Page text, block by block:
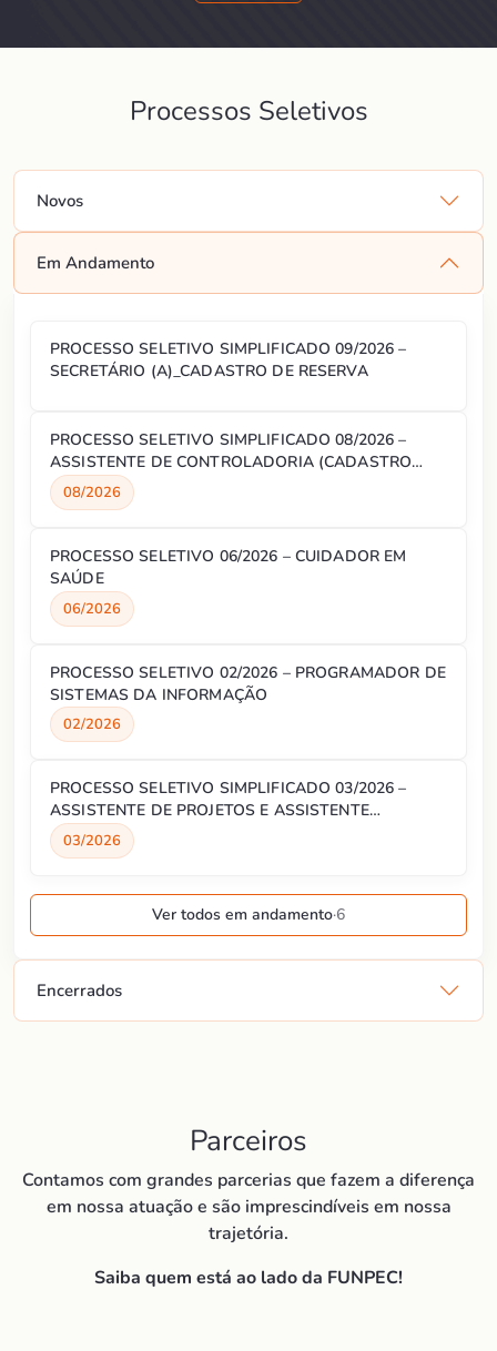
Processos Seletivos
Novos
Em Andamento
PROCESSO SELETIVO SIMPLIFICADO 09/2026 –
SECRETÁRIO (A)_CADASTRO DE RESERVA
PROCESSO SELETIVO SIMPLIFICADO 08/2026 –
ASSISTENTE DE CONTROLADORIA (CADASTRO
RESERVA)
08/2026
PROCESSO SELETIVO 06/2026 – CUIDADOR EM
SAÚDE
06/2026
PROCESSO SELETIVO 02/2026 – PROGRAMADOR DE
SISTEMAS DA INFORMAÇÃO
02/2026
PROCESSO SELETIVO SIMPLIFICADO 03/2026 –
ASSISTENTE DE PROJETOS E ASSISTENTE
ADMINISTRATIVO
03/2026
Ver todos em andamento·6
Encerrados
Parceiros
Contamos com grandes parcerias que fazem a diferença
em nossa atuação e são imprescindíveis em nossa
trajetória.
Saiba quem está ao lado da FUNPEC!